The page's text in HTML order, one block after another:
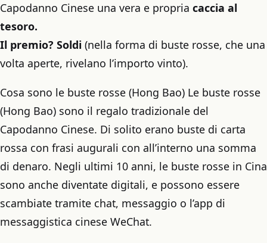
Capodanno Cinese una vera e propria caccia al
tesoro.
Il premio? Soldi (nella forma di buste rosse, che una
volta aperte, rivelano l’importo vinto).
Cosa sono le buste rosse (Hong Bao) Le buste rosse
(Hong Bao) sono il regalo tradizionale del
Capodanno Cinese. Di solito erano buste di carta
rossa con frasi augurali con all’interno una somma
di denaro. Negli ultimi 10 anni, le buste rosse in Cina
sono anche diventate digitali, e possono essere
scambiate tramite chat, messaggio o l’app di
messaggistica cinese WeChat.